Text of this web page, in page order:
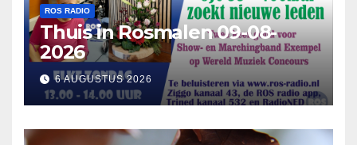
ROS RADIO
Thuis in Rosmalen 09-08-
2026
6 AUGUSTUS 2026